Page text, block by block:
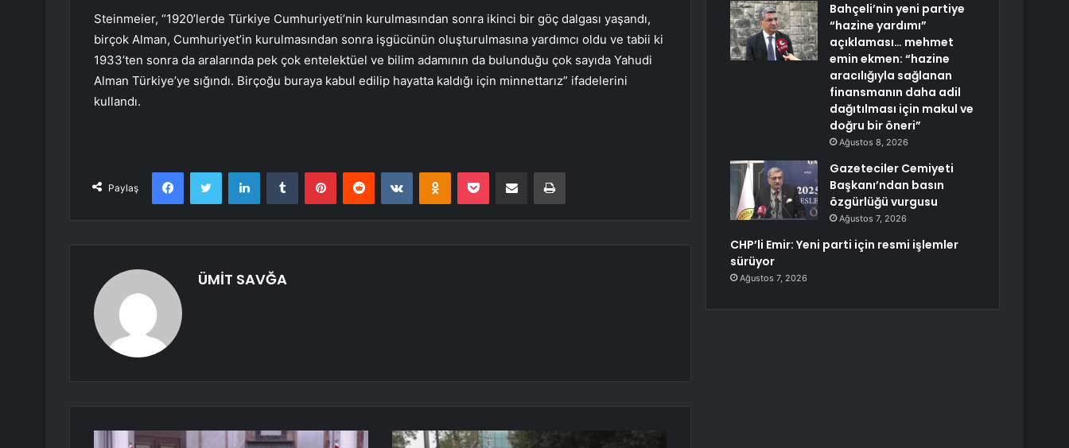
Steinmeier, “1920’lerde Türkiye Cumhuriyeti’nin kurulmasından sonra ikinci bir göç dalgası yaşandı,
birçok Alman, Cumhuriyet’in kurulmasından sonra işgücünün oluşturulmasına yardımcı oldu ve tabii ki
1933’ten sonra da aralarında pek çok entelektüel ve bilim adamının da bulunduğu çok sayıda Yahudi
Alman Türkiye’ye sığındı. Birçoğu buraya kabul edilip hayatta kaldığı için minnettarız” ifadelerini
kullandı.
Paylaş
FacebookTwitter LinkedInTumblr PinterestReddit VKontakteOdnoklassniki
Pocket E-Posta ile paylaş Yazdır
ÜMİT SAVĞA
Bahçeli’nin yeni partiye
“hazine yardımı”
açıklaması… mehmet
emin ekmen: “hazine
aracılığıyla sağlanan
finansmanın daha adil
dağıtılması için makul ve
doğru bir öneri”
Ağustos 8, 2026
Gazeteciler Cemiyeti
Başkanı’ndan basın
özgürlüğü vurgusu
Ağustos 7, 2026
CHP’li Emir: Yeni parti için resmi işlemler
sürüyor
Ağustos 7, 2026